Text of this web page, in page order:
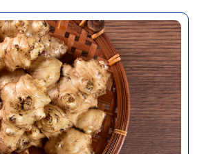
・小田・田の原・満願寺エリア
施設
内湯露天風呂付オトナ限定のお...
More